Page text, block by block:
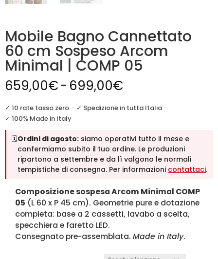
Mobile Bagno Cannettato
60 cm Sospeso Arcom
Minimal | COMP 05
659,00€- 699,00€
prezzo:
659,00€
a
699,00€
✓ 10 rate tasso zero · ✓ Spedizione in tutta Italia ·
✓ 100% Made in Italy
🗓️Ordini di agosto: siamo operativi tutto il mese e
confermiamo subito il tuo ordine. Le produzioni
ripartono a settembre e da lì valgono le normali
tempistiche di consegna. Per informazioni contattaci.
Composizione sospesa Arcom Minimal COMP
05 (L 60 x P 45 cm). Geometrie pure e dotazione
completa: base a 2 cassetti, lavabo a scelta,
specchiera e faretto LED.
Consegnato pre-assemblata.Made in Italy.